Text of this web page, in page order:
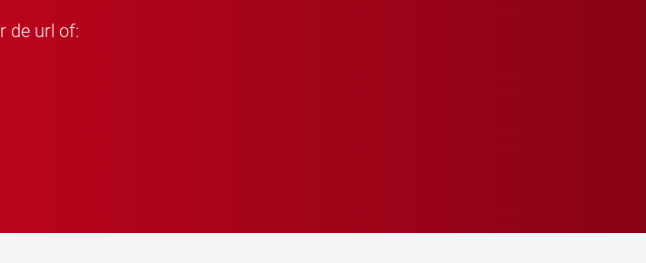
de url of: